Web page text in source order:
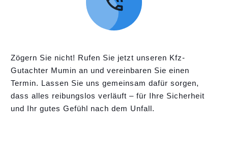
Zögern Sie nicht! Rufen Sie jetzt unseren Kfz-
Gutachter Mumin an und vereinbaren Sie einen
Termin. Lassen Sie uns gemeinsam dafür sorgen,
dass alles reibungslos verläuft – für Ihre Sicherheit
und Ihr gutes Gefühl nach dem Unfall.